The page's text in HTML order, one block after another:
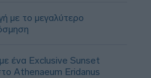
με το μεγαλύτερο
ένα Exclusive Sunset
Athenaeum Eridanus